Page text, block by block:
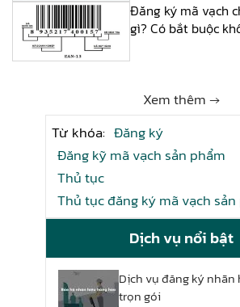
Đăng ký mã vạch
gì? Có bắt buộc
Xem thêm →
Từ khóa: Đăng ký
Đăng kỹ mã vạch sản phẩm
Thủ tục
Thủ tục đăng ký mã vạch
Dịch vụ nổi bật
Dịch vụ đăng ký nhãn
trọn gói